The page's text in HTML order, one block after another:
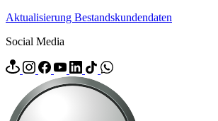
Aktualisierung Bestandskundendaten
Social Media